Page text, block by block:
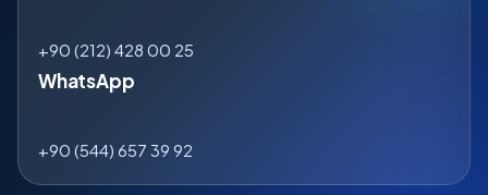
+90 (212) 428 00 25
WhatsApp
+90 (544) 657 39 92